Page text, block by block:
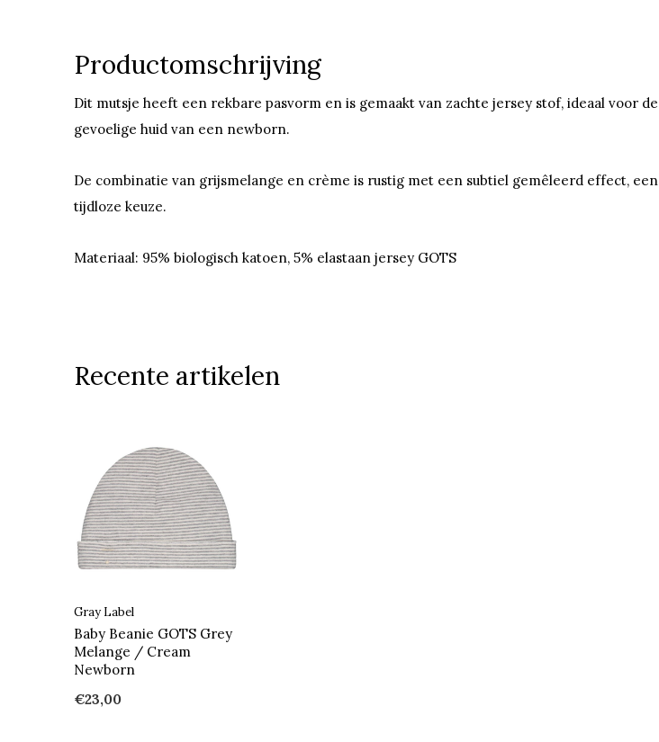
Productomschrijving
Dit mutsje heeft een rekbare pasvorm en is gemaakt van zachte jersey stof, ideaal voor de
gevoelige huid van een newborn.
De combinatie van grijsmelange en crème is rustig met een subtiel gemêleerd effect, een
tijdloze keuze.
Materiaal: 95% biologisch katoen, 5% elastaan jersey GOTS
Recente artikelen
Gray Label
Baby Beanie GOTS Grey
Melange / Cream
Newborn
€23,00